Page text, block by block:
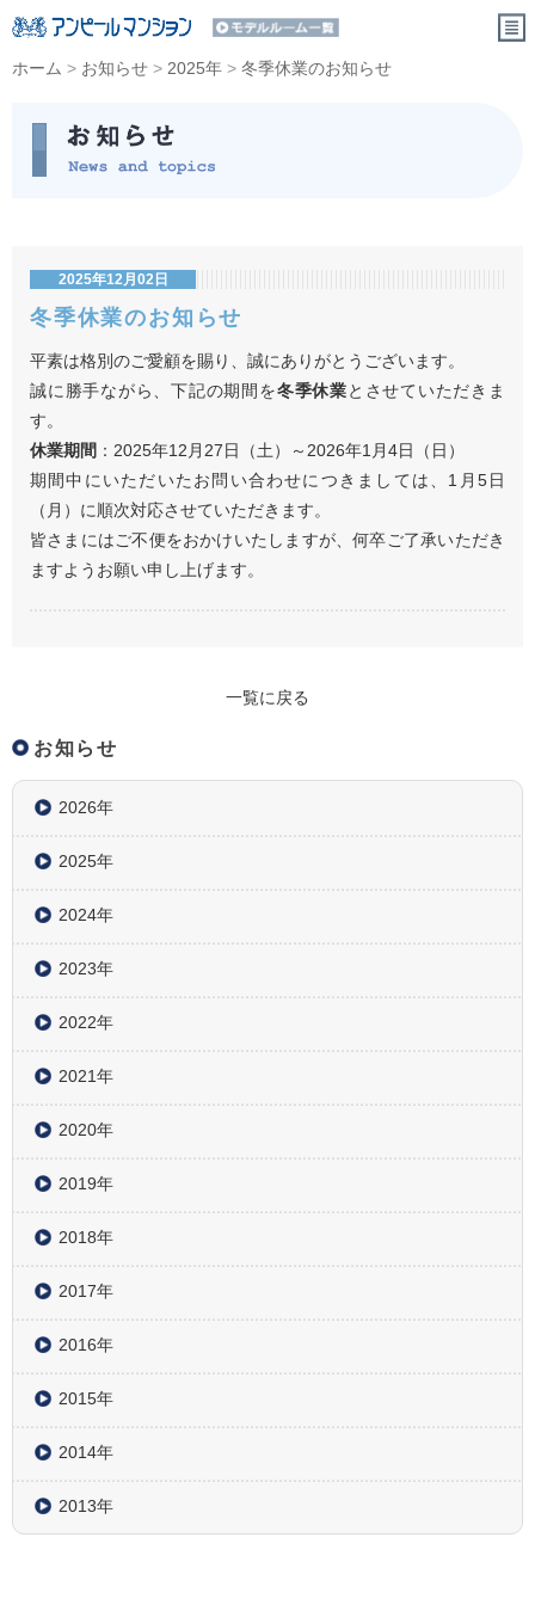
ホーム > お知らせ > 2025年 > 冬季休業のお知らせ
2025年12月02日
冬季休業のお知らせ
平素は格別のご愛顧を賜り、誠にありがとうございます。
誠に勝手ながら、下記の期間を冬季休業とさせていただきま
す。
休業期間 ：2025年12月27日（土）～2026年1月4日（日）
期間中にいただいたお問い合わせにつきましては、1月5日
（月）に順次対応させていただきます。
皆さまにはご不便をおかけいたしますが、何卒ご了承いただき
ますようお願い申し上げます。
一覧に戻る
お知らせ
2026年
2025年
2024年
2023年
2022年
2021年
2020年
2019年
2018年
2017年
2016年
2015年
2014年
2013年